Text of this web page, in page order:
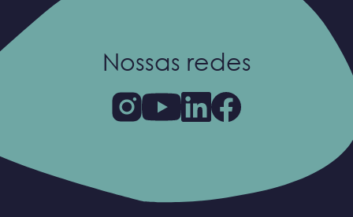
Nossas redes